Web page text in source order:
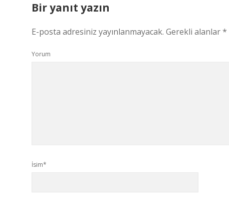
Bir yanıt yazın
E-posta adresiniz yayınlanmayacak. Gerekli alanlar*
Yorum
İsim*